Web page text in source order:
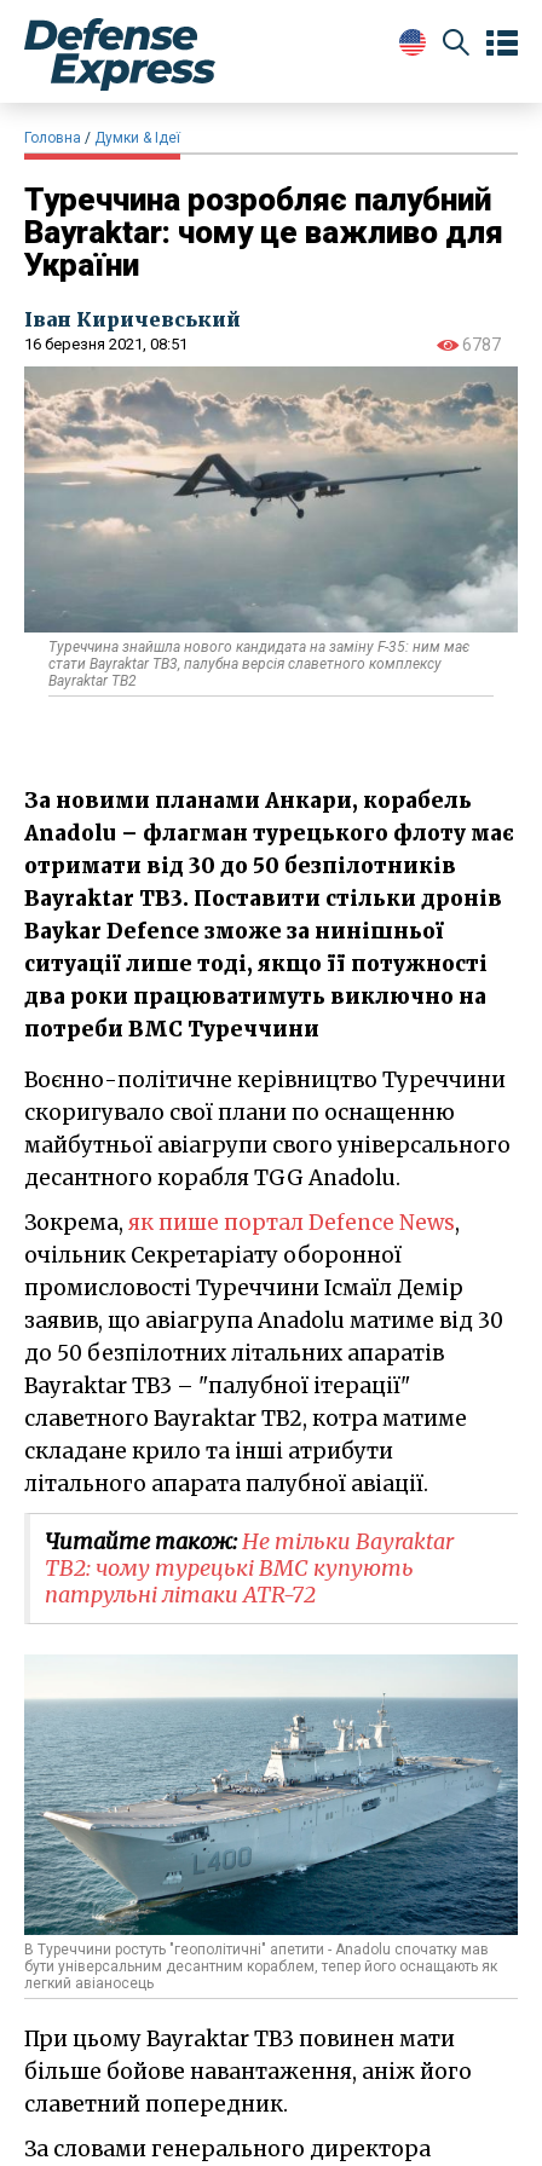
Головна Думки & Ідеї
Туреччина розробляє палубний
Bayraktar: чому це важливо для
України
Іван Киричевський
16 березня 2021, 08:51 6787
Туреччина знайшла нового кандидата на заміну F-35: ним має
стати Bayraktar TB3, палубна версія славетного комплексу
Bayraktar TB2
За новими планами Анкари, корабель
Anadolu – флагман турецького флоту має
отримати від 30 до 50 безпілотників
Bayraktar TB3. Поставити стільки дронів
Baykar Defence зможе за нинішньої
ситуації лише тоді, якщо її потужності
два роки працюватимуть виключно на
потреби ВМС Туреччини
Воєнно-політичне керівництво Туреччини
скоригувало свої плани по оснащенню
майбутньої авіагрупи свого універсального
десантного корабля TGG Anadolu.
Зокрема, як пише портал Defence News,
очільник Секретаріату оборонної
промисловості Туреччини Ісмаїл Демір
заявив, що авіагрупа Anadolu матиме від 30
до 50 безпілотних літальних апаратів
Bayraktar TB3 – "палубної ітерації"
славетного Bayraktar TB2, котра матиме
складане крило та інші атрибути
літального апарата палубної авіації.
Читайте також:Не тільки Bayraktar
TB2: чому турецькі ВМС купують
патрульні літаки ATR-72
В Туреччини ростуть "геополітичні" апетити - Anadolu спочатку мав
бути універсальним десантним кораблем, тепер його оснащають як
легкий авіаносець
При цьому Bayraktar TB3 повинен мати
більше бойове навантаження, аніж його
славетний попередник.
За словами генерального директора